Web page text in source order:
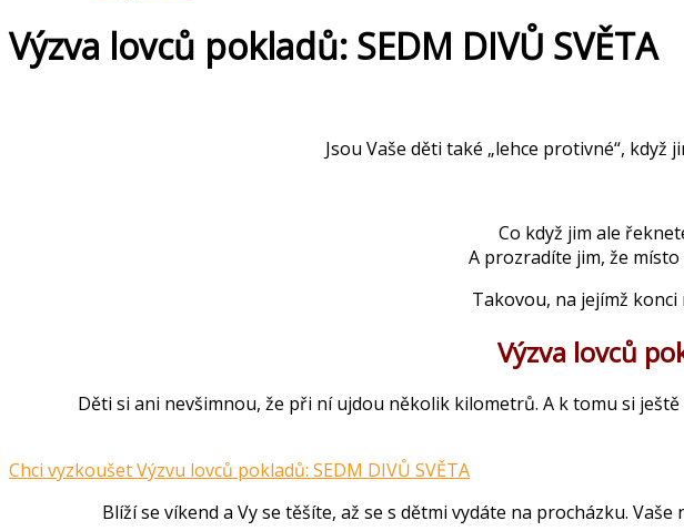
Výzva lovců pokladů: SEDM DIVŮ SVĚTA
Jsou Vaše děti také „lehce protivné“,
Co když jim ale
A prozradíte jim, že
Takovou, na jejímž
Výzva lovců
Děti si ani nevšimnou, že při ní ujdou několik kilometrů. A k tomu si
Chci vyzkoušet Výzvu lovců pokladů: SEDM DIVŮ SVĚTA
Blíží se víkend a Vy se těšíte, až se s dětmi vydáte na procházku.